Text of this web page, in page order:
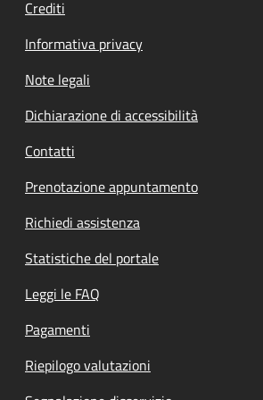
Crediti
Informativa privacy
Note legali
Dichiarazione di accessibilità
Contatti
Prenotazione appuntamento
Richiedi assistenza
Statistiche del portale
Leggi le FAQ
Pagamenti
Riepilogo valutazioni